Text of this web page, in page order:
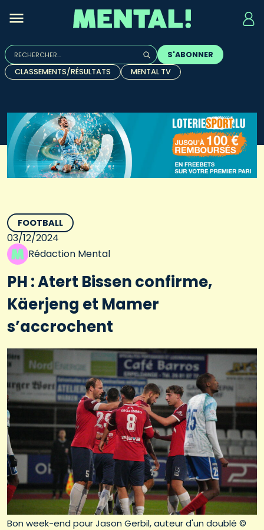
Rechercher :
Quand les résultats de l'auto-complétion sont
S'ABONNER
CLASSEMENTS/RÉSULTATS
MENTAL TV
Bon week-end pour Jason Gerbil, auteur d'un doublé ©
FOOTBALL
03/12/2024
Rédaction Mental
PH : Atert Bissen confirme,
Käerjeng et Mamer
s’accrochent